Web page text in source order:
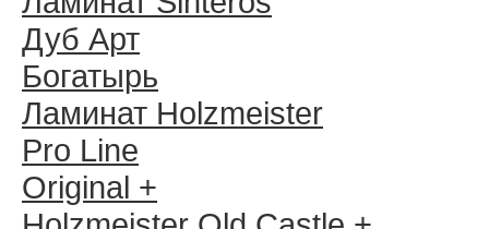
Дуб Арт
Богатырь
Ламинат Holzmeister
Pro Line
Original +